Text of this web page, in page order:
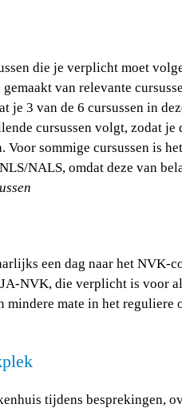
die je verplicht moet
van relevante
je 3 van de 6 cursussen in
cursussen volgt, zodat je
sommige cursussen is
NALS, omdat deze van
een dag naar het NVK-
NVK, die verplicht is voor
mindere mate in het reguliere
tijdens besprekingen,